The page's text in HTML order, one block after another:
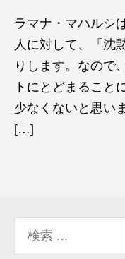
ラマナ・マハルシ
人に対して、「沈
りします。なので
トにとどまること
少なくないと思い
[…]